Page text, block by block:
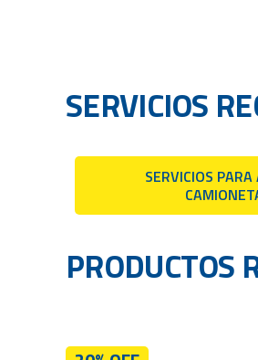
SERVICIOS
SERVICIOS
PRODUCTOS